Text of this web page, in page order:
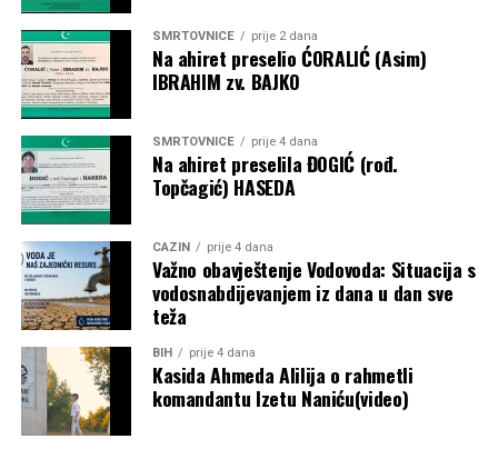
SMRTOVNICE prije 2 dana
Na ahiret preselio ĆORALIĆ (Asim)
IBRAHIM zv. BAJKO
SMRTOVNICE prije 4 dana
Na ahiret preselila ĐOGIĆ (rođ.
Topčagić) HASEDA
CAZIN prije 4 dana
Važno obavještenje Vodovoda: Situacija s
vodosnabdijevanjem iz dana u dan sve
teža
BIH prije 4 dana
Kasida Ahmeda Alilija o rahmetli
komandantu Izetu Naniću(video)